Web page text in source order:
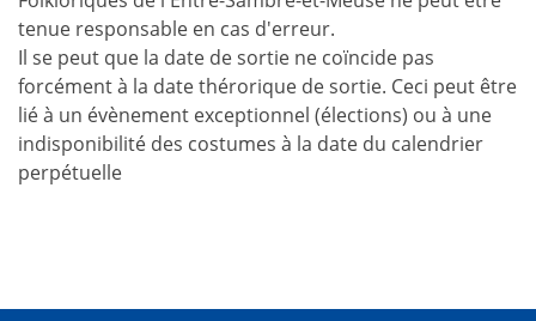
tenue responsable en cas d'erreur.
Il se peut que la date de sortie ne coïncide pas
forcément à la date thérorique de sortie. Ceci peut être
lié à un évènement exceptionnel (élections) ou à une
indisponibilité des costumes à la date du calendrier
perpétuelle